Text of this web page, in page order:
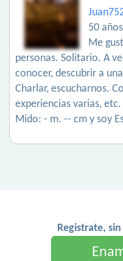
50
Me
personas. Solitario. A
conocer, descubrir a
Charlar, escucharnos.
experiencias varias, etc.
Mido: - m. -- cm y soy
Registrate,